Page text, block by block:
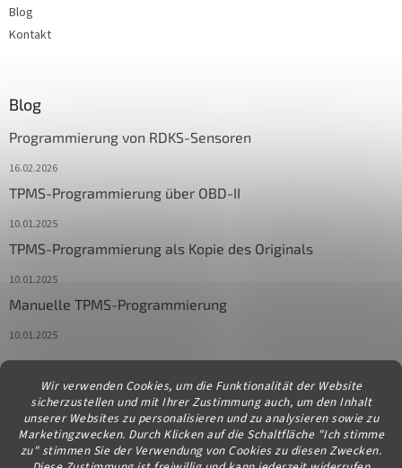
Wir verwenden Cookies, um die Funktionalität der Website
sicherzustellen und mit Ihrer Zustimmung auch, um den Inhalt
unserer Websites zu personalisieren und zu analysieren sowie zu
Marketingzwecken. Durch Klicken auf die Schaltfläche "Ich stimme
zu" stimmen Sie der Verwendung von Cookies zu diesen Zwecken.
Blog
Kontakt
Blog
Programmierung von RDKS-Sensoren
16.02.2026
TPMS-Programmierung über OBD-II
10.01.2025
TPMS-Programmierung als Kopie des Originals
10.01.2025
Manuelle TPMS-Programmierung
10.01.2025
Kontakt
info@diagstore.at